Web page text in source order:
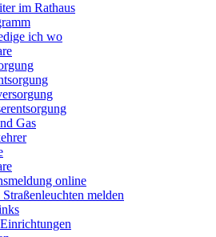
im Rathaus
ich wo
Gas
online
melden